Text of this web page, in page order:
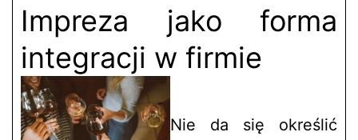
Impreza jako forma
integracji w firmie
Nie da się określić